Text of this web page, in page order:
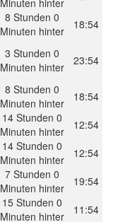
8 Stunden 0
Minuten hinter
18:54
3 Stunden 0
Minuten hinter
23:54
8 Stunden 0
Minuten hinter
18:54
14 Stunden 0
Minuten hinter
12:54
14 Stunden 0
Minuten hinter
12:54
7 Stunden 0
Minuten hinter
19:54
15 Stunden 0
Minuten hinter
11:54